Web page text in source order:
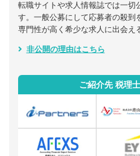
転職サイトや求人情報誌では一切
す。一般公募にして応募者の殺到
専門性が高く希少な求人に出会え
非公開の理由はこちら
ご紹介先 税理